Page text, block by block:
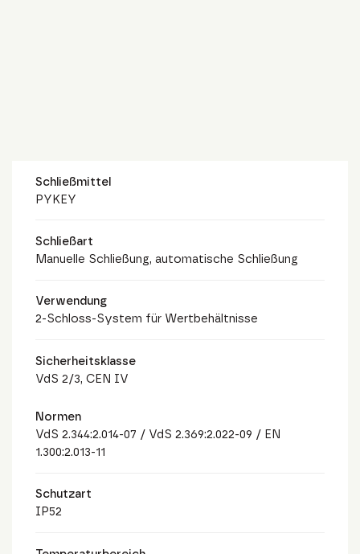
Schließmittel
PYKEY
Schließart
Manuelle Schließung, automatische Schließung
Verwendung
2-Schloss-System für Wertbehältnisse
Sicherheitsklasse
VdS 2/3, CEN IV
Normen
VdS 2.344:2.014-07 / VdS 2.369:2.022-09 / EN
1.300:2.013-11
Schutzart
IP52